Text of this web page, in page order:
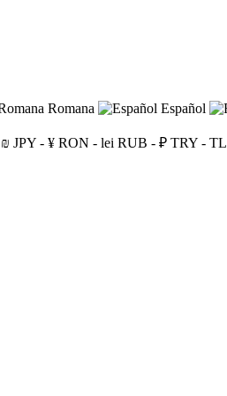
Romana Español
JPY - ¥ RON - lei RUB - ₽ TRY - TL